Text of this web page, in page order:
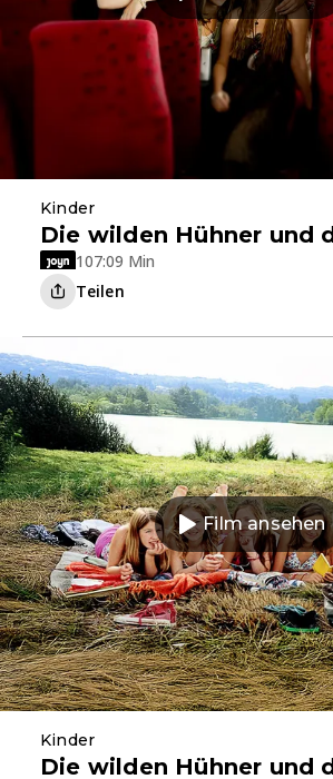
Kinder
Die wilden Hühner und
107:09 Min
Teilen
Film ansehen
Kinder
Die wilden Hühner und